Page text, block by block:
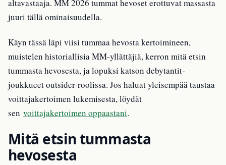
altavastaaja. MM 2026 tummat hevoset erottuvat massasta
juuri tällä ominaisuudella.
Käyn tässä läpi viisi tummaa hevosta kertoimineen,
muistelen historiallisia MM-yllättäjiä, kerron mitä etsin
tummasta hevosesta, ja lopuksi katson debytantit-
joukkueet outsider-roolissa. Jos haluat yleisempää taustaa
voittajakertoimen lukemisesta, löydät
sen voittajakertoimen oppaastani.
Mitä etsin tummasta
hevosesta